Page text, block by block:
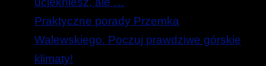
Praktyczne porady Przemka
Walewskiego. Poczuj prawdziwe górskie
klimaty!